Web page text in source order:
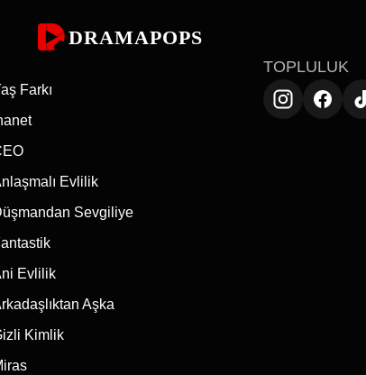
DRAMAPOPS
Farkı
Evlilik
Sevgiliye
Evlilik
Aşka
Kimlik
TOPLULUK